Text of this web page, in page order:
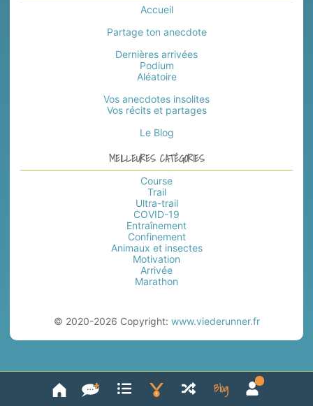
Accueil
Partage ton anecdote
Dernières arrivées
Podium
Aléatoire
Vos anecdotes insolites
Vos récits et partages
Le Blog
MEILLEURES CATÉGORIES
Course
Trail
Ultra-trail
COVID-19
Entraînement
Confinement
Animaux et insectes
Motivation
Arrivée
Marathon
© 2020-2026 Copyright: www.viederunner.fr